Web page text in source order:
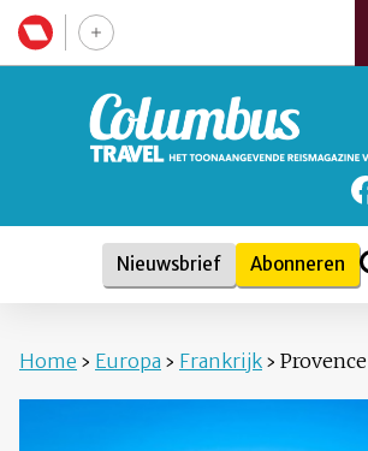
Nieuwsbrief Abonneren
Home › Europa › Frankrijk › Provence